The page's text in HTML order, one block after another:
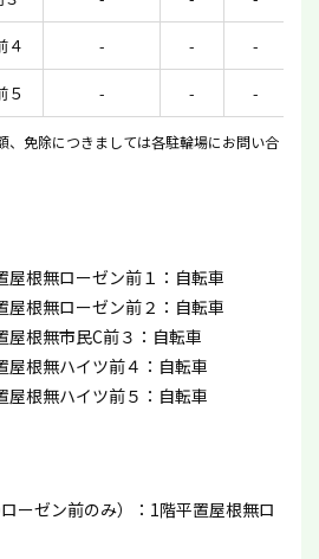
４ - - -
５ - - -
、免除につきましては各駐輪場にお問い合
屋根無ローゼン前１：自転車
屋根無ローゼン前２：自転車
屋根無市民C前３：自転車
屋根無ハイツ前４：自転車
屋根無ハイツ前５：自転車
ーゼン前のみ）：1階平置屋根無ロ